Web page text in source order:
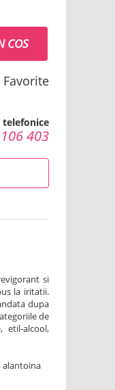
COS
telefonice
403
si
la iritatii.
dupa
de
etil-alcool,
alantoina